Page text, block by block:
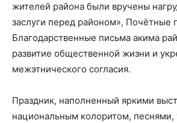
жителей района были вручены
заслуги перед районом», Почётные
Благодарственные письма акима
развитие общественной жизни и
межэтнического согласия.
Праздник, наполненный яркими
национальным колоритом, песнями,